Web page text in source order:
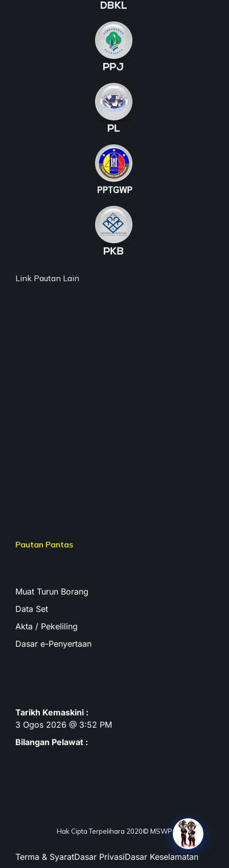
Link Pautan Lain
Pautan Pantas
Muat Turun Borang
Data Set
Akta / Pekeliling
Dasar e-Penyertaan
Tarikh Kemaskini :
3 Ogos 2026 @ 3:52 PM
Bilangan Pelawat :
Hak Cipta Terpelihara 2020© MSWP
Terma & SyaratDasar PrivasiDasar Keselamatan